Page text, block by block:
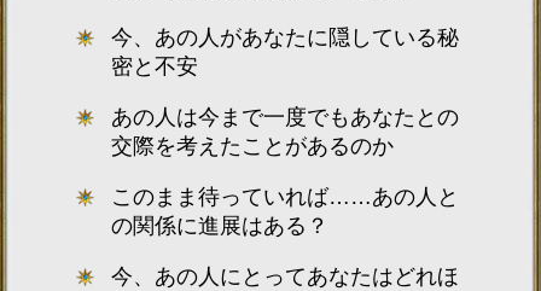
今、あの人があなたに隠している秘
密と不安
あの人は今まで一度でもあなたとの
交際を考えたことがあるのか
このまま待っていれば……あの人と
の関係に進展はある？
今、あの人にとってあなたはどれほ